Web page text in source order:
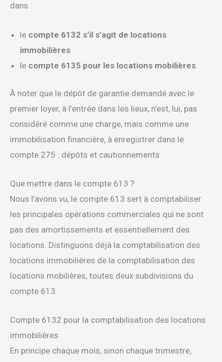
dans :
le compte 6132 s’il s’agit de locations
immobilières
le compte 6135 pour les locations mobilières
À noter que le dépôt de garantie demandé avec le
premier loyer, à l’entrée dans les lieux, n’est, lui, pas
considéré comme une charge, mais comme une
immobilisation financière, à enregistrer dans le
compte 275 : dépôts et cautionnements.
Que mettre dans le compte 613 ?
Nous l’avons vu, le compte 613 sert à comptabiliser
les principales opérations commerciales qui ne sont
pas des amortissements et essentiellement des
locations. Distinguons déjà la comptabilisation des
locations immobilières de la comptabilisation des
locations mobilières, toutes deux subdivisions du
compte 613.
Compte 6132 pour la comptabilisation des locations
immobilières
En principe chaque mois, sinon chaque trimestre,